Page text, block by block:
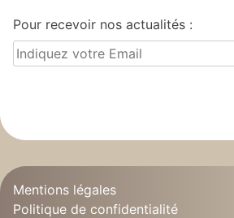
Pour recevoir nos actualités :
Mentions légales
Politique de confidentialité